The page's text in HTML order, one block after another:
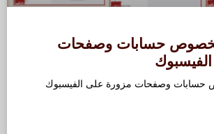
بخصوص حسابات وصفحات
حسابات وصفحات مزورة على الفيسبوك